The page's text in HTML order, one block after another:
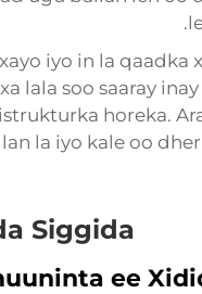
iyo in la qaadka
lala soo saaray
horeka.
la iyo kale oo
Siggida
ee